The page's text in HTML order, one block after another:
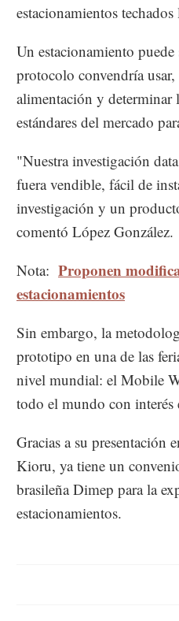
estacionamientos
Un estacionamiento
protocolo convendría
alimentación y determinar
estándares del mercado
"Nuestra investigación
fuera vendible, fácil de
investigación y un
comentó López González.
Nota: Proponen
estacionamientos
Sin embargo, la
prototipo en una de las
nivel mundial: el Mobile
todo el mundo con interés
Gracias a su presentación
Kioru, ya tiene un
brasileña Dimep para la
estacionamientos.